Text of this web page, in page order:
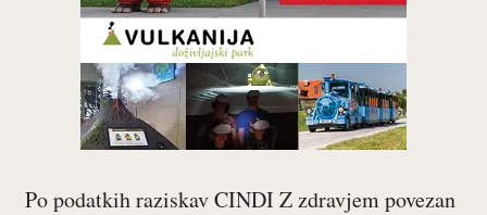
Po podatkih raziskav CINDI Z zdravjem povezan